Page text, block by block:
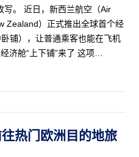
写。 近日，新西兰航空（Air
Zealand）正式推出全球首个经
铺），让普通乘客也能在飞机
济舱“上下铺”来了 这项…
往热门欧洲目的地旅